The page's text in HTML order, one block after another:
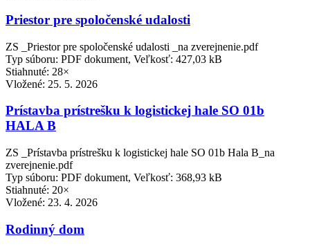
Priestor pre spoločenské udalosti
ZS _Priestor pre spoločenské udalosti _na zverejnenie.pdf
Typ súboru: PDF dokument, Veľkosť: 427,03 kB
Stiahnuté: 28×
Vložené: 25. 5. 2026
Prístavba prístrešku k logistickej hale SO 01b
HALA B
ZS _Prístavba prístrešku k logistickej hale SO 01b Hala B_na
zverejnenie.pdf
Typ súboru: PDF dokument, Veľkosť: 368,93 kB
Stiahnuté: 20×
Vložené: 23. 4. 2026
Rodinný dom